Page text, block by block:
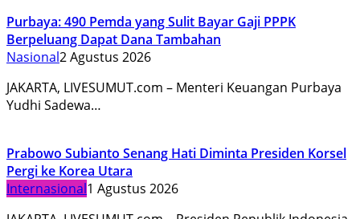
Purbaya: 490 Pemda yang Sulit Bayar Gaji PPPK
Berpeluang Dapat Dana Tambahan
Nasional2 Agustus 2026
JAKARTA, LIVESUMUT.com – Menteri Keuangan Purbaya
Yudhi Sadewa…
Prabowo Subianto Senang Hati Diminta Presiden Korsel
Pergi ke Korea Utara
Internasional1 Agustus 2026